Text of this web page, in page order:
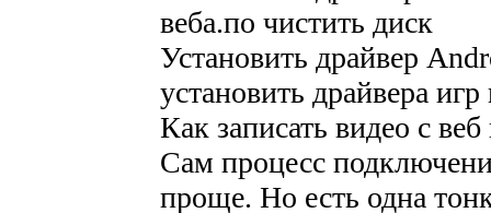
веба.по чистить диск
Установить драйвер
установить драйвера
Как записать видео с
Сам процесс
проще. Но есть одна